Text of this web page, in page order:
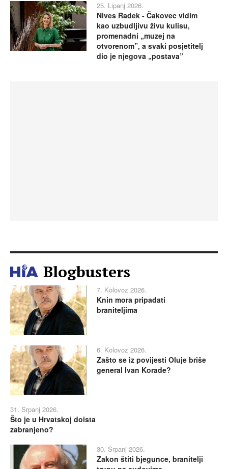
25. Lipanj 2026.
Nives Radek - Čakovec vidim
kao uzbudljivu živu kulisu,
promenadni „muzej na
otvorenom”, a svaki posjetitelj
dio je njegova „postava”
Blogbusters
7. Kolovoz 2026.
Knin mora pripadati
braniteljima
6. Kolovoz 2026.
Zašto se iz povijesti Oluje briše
general Ivan Korade?
31. Srpanj 2026.
Što je u Hrvatskoj doista
zabranjeno?
30. Srpanj 2026.
Zakon štiti bjegunce, branitelji